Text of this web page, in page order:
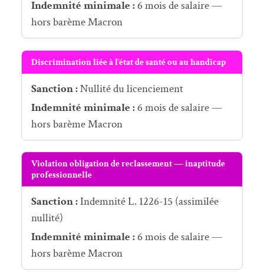
Indemnité minimale :6 mois de salaire —
hors barème Macron
Discrimination liée à l’état de santé ou au handicap
Sanction :Nullité du licenciement
Indemnité minimale :6 mois de salaire —
hors barème Macron
Violation obligation de reclassement — inaptitude
professionnelle
Sanction :Indemnité L. 1226-15 (assimilée
nullité)
Indemnité minimale :6 mois de salaire —
hors barème Macron